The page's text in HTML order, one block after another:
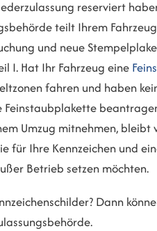
reserviert
teilt Ihrem
und neue
I. Hat Ihr Fahrzeug eine
fahren und haben
Feinstaubplakette
Umzug mitnehmen,
für Ihre Kennzeichen und
Betrieb setzen möchten.
Dann